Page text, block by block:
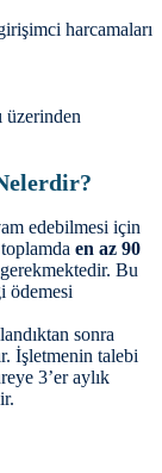
harcamaları
üzerinden
edebilmesi için
en az 90
Bu
ödemesi
sonra
İşletmenin talebi
3’er aylık